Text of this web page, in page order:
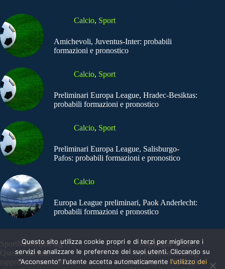
Calcio, Sport
Amichevoli, Juventus-Inter: probabili
formazioni e pronostico
Calcio, Sport
Preliminari Europa League, Hradec-Besiktas:
probabili formazioni e pronostico
Calcio, Sport
Preliminari Europa League, Salisburgo-
Pafos: probabili formazioni e pronostico
Calcio
Europa League preliminari, Paok Anderlecht:
probabili formazioni e pronostico
SportNews.BetFlag -
Questo sito non
rappresenta una testata
Copyright © 2025
SportNews BetFlag
Sede Legale: Via degli
Questo sito utilizza cookie propri e di terzi per migliorare i
servizi e analizzare le preferenze dei suoi utenti. Cliccando su
"Acconsento" l'utente accetta automaticamente l'utilizzo dei